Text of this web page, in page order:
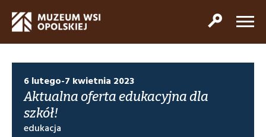
6 lutego-7 kwietnia 2023
Aktualna oferta edukacyjna dla
szkół!
edukacja